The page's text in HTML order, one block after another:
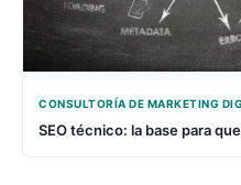
CONSULTORÍA DE MARKETING
SEO técnico: la base para